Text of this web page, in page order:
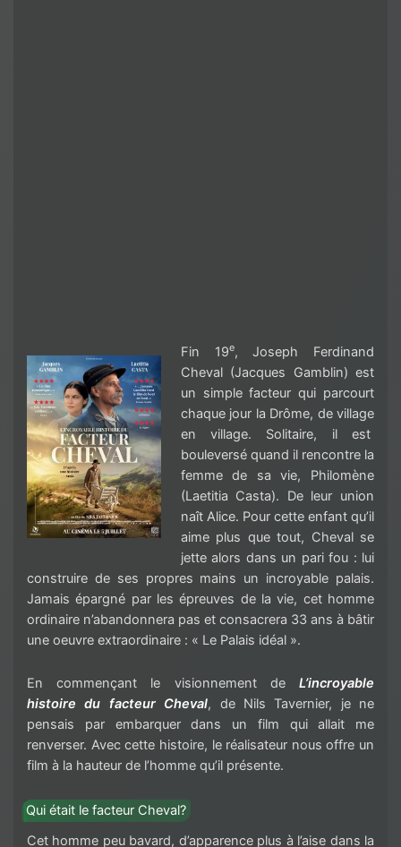
Fin 19e, Joseph Ferdinand
Cheval (Jacques Gamblin) est
un simple facteur qui parcourt
chaque jour la Drôme, de village
en village. Solitaire, il est
bouleversé quand il rencontre la
femme de sa vie, Philomène
(Laetitia Casta). De leur union
naît Alice. Pour cette enfant qu’il
aime plus que tout, Cheval se
jette alors dans un pari fou : lui
construire de ses propres mains un incroyable palais.
Jamais épargné par les épreuves de la vie, cet homme
ordinaire n’abandonnera pas et consacrera 33 ans à bâtir
une oeuvre extraordinaire : « Le Palais idéal ».
En commençant le visionnement de L’incroyable
histoire du facteur Cheval, de Nils Tavernier, je ne
pensais par embarquer dans un film qui allait me
renverser. Avec cette histoire, le réalisateur nous offre un
film à la hauteur de l’homme qu’il présente.
Qui était le facteur Cheval?
Cet homme peu bavard, d’apparence plus à l’aise dans la